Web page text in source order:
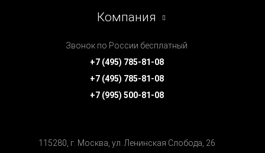
Компания
Звонок по России бесплатный
+7 (495) 785-81-08
+7 (495) 785-81-08
+7 (995) 500-81-08
115280, г. Москва, ул. Ленинская Cлобода, 26